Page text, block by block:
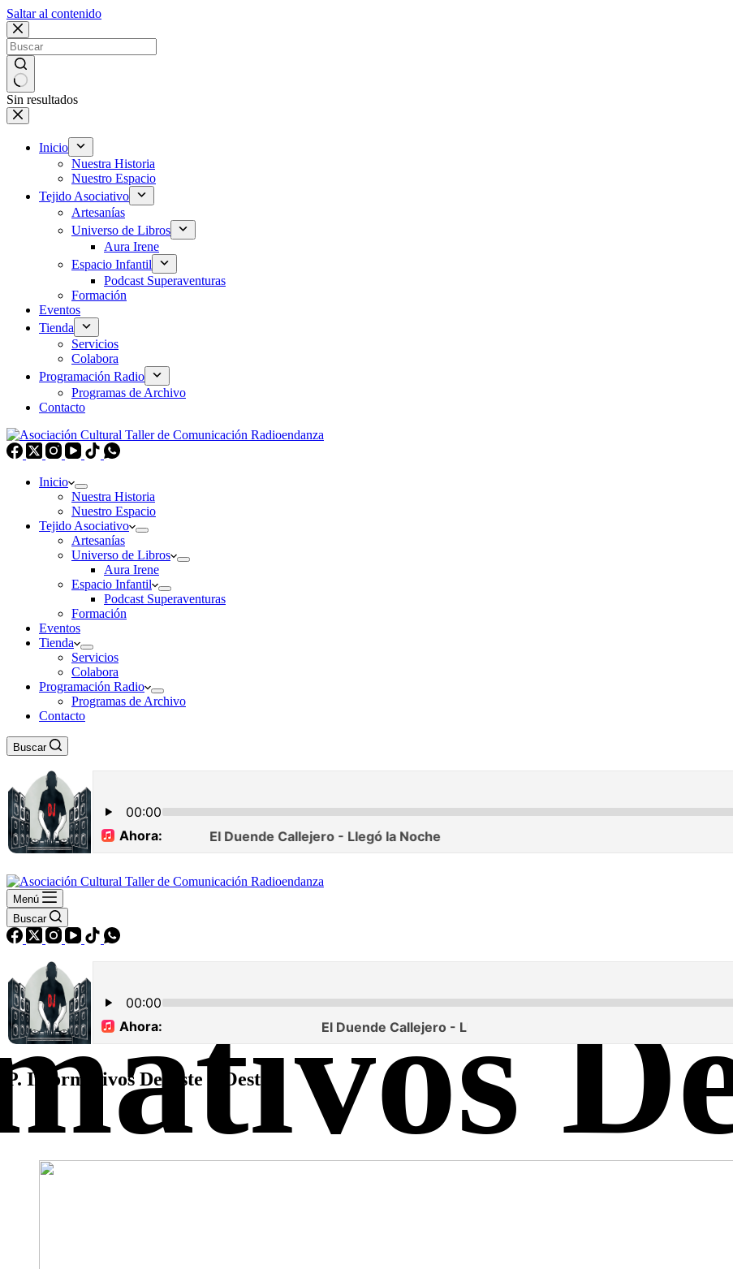
Saltar al contenido
Sin resultados
Inicio
Nuestra Historia
Nuestro Espacio
Tejido Asociativo
Artesanías
Universo de Libros
Aura Irene
Espacio Infantil
Podcast Superaventuras
Formación
Eventos
Tienda
Servicios
Colabora
Programación Radio
Programas de Archivo
Contacto
Inicio
Nuestra Historia
Nuestro Espacio
Tejido Asociativo
Artesanías
Universo de Libros
Aura Irene
Espacio Infantil
Podcast Superaventuras
Formación
Eventos
Tienda
Servicios
Colabora
Programación Radio
Programas de Archivo
Contacto
Buscar
Menú
Buscar
P. Informativos De Este a Oeste